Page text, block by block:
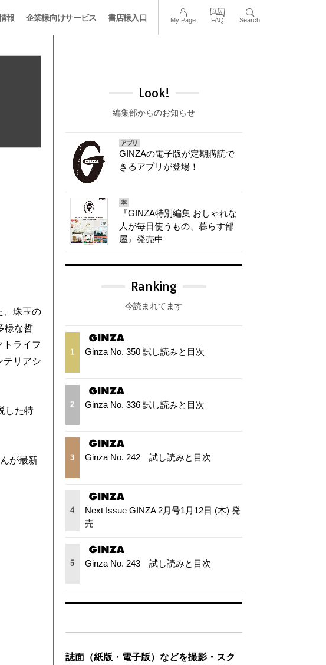
報 企業様向けサービス 書店様入口 My Page FAQ Search
、珠玉の
様な哲
トライフ
テリアシ
した特
が最新
Look!
編集部からのお知らせ
アプリ
GINZAの電子版が定期購読で
きるアプリが登場！
本
『GINZA特別編集 おしゃれな
人が毎日使うもの、暮らす部
屋』発売中
Ranking
今読まれてます
1 Ginza No. 350 試し読みと目次
2 Ginza No. 336 試し読みと目次
3 Ginza No. 242 試し読みと目次
4
Next Issue GINZA 2月号1月12日 (木) 発
売
5 Ginza No. 243 試し読みと目次
誌面（紙版・電子版）などを撮影・スク